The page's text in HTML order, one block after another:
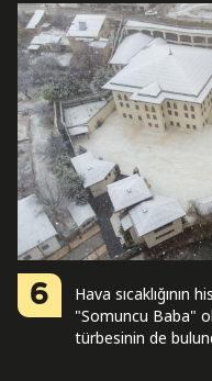
6
Hava sıcaklığının
"Somuncu Baba"
türbesinin de